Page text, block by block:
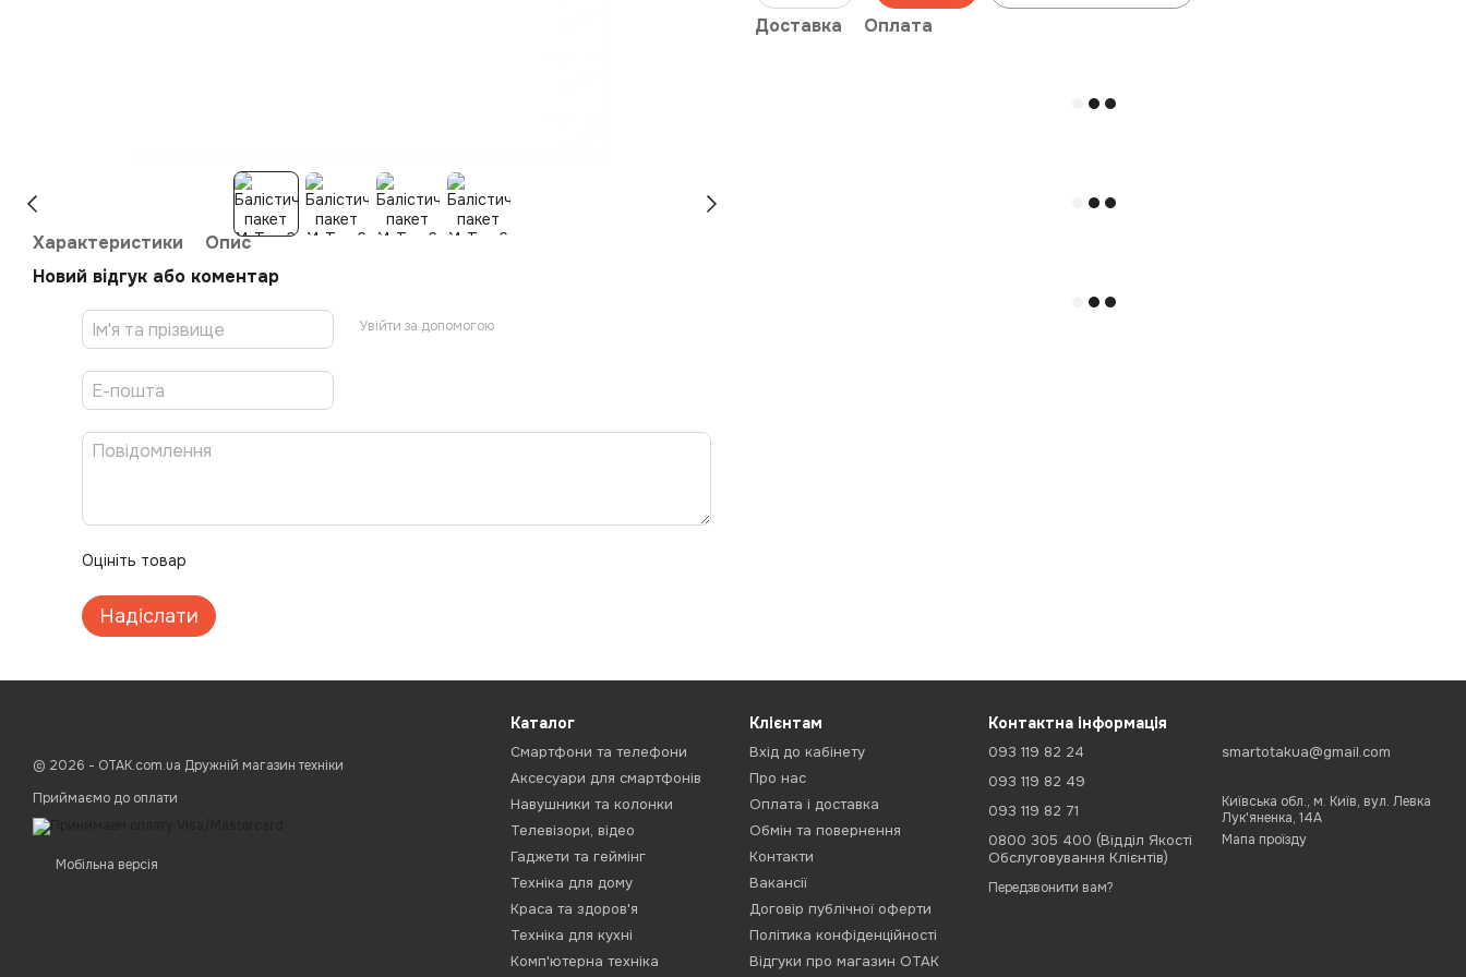
Характеристики
Опис
Новий відгук або коментар
Увійти за допомогою
Оцініть товар
Надіслати
Доставка Оплата
© 2026 - ОТАК.com.ua Дружній магазин техніки
Приймаємо до оплати
Мобільна версія
Каталог
Смартфони та телефони
Аксесуари для смартфонів
Навушники та колонки
Телевізори, відео
Гаджети та геймінг
Техніка для дому
Краса та здоров'я
Техніка для кухні
Комп'ютерна техніка
Клієнтам
Вхід до кабінету
Про нас
Оплата і доставка
Обмін та повернення
Контакти
Вакансії
Договір публічної оферти
Політика конфіденційності
Відгуки про магазин ОТАК
Контактна інформація
093 119 82 24
093 119 82 49
093 119 82 71
0800 305 400 (Відділ Якості
Обслуговування Клієнтів)
Передзвонити вам?
smartotakua@gmail.com
Київська обл., м. Київ, вул. Левка
Лук'яненка, 14А
Мапа проїзду